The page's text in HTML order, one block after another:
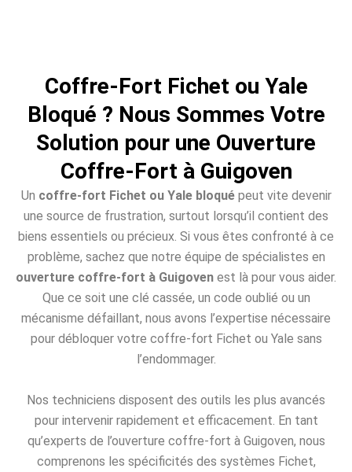
Coffre-Fort Fichet ou Yale
Bloqué ? Nous Sommes Votre
Solution pour une Ouverture
Coffre-Fort à Guigoven
Un coffre-fort Fichet ou Yale bloquépeut vite devenir
une source de frustration, surtout lorsqu’il contient des
biens essentiels ou précieux. Si vous êtes confronté à ce
problème, sachez que notre équipe de spécialistes en
ouverture coffre-fort à Guigoven est là pour vous aider.
Que ce soit une clé cassée, un code oublié ou un
mécanisme défaillant, nous avons l’expertise nécessaire
pour débloquer votre coffre-fort Fichet ou Yale sans
l’endommager.
Nos techniciens disposent des outils les plus avancés
pour intervenir rapidement et efficacement. En tant
qu’experts de l’ouverture coffre-fort à Guigoven, nous
comprenons les spécificités des systèmes Fichet,